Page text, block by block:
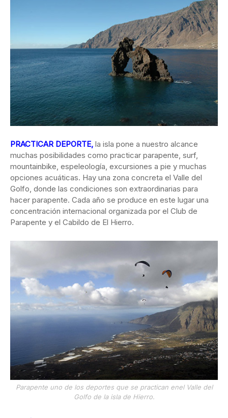
PRACTICAR DEPORTE, la isla pone a nuestro alcance
muchas posibilidades como practicar parapente, surf,
mountainbike, espeleología, excursiones a pie y muchas
opciones acuáticas. Hay una zona concreta el Valle del
Golfo, donde las condiciones son extraordinarias para
hacer parapente. Cada año se produce en este lugar una
concentración internacional organizada por el Club de
Parapente y el Cabildo de El Hierro.
Parapente uno de los deportes que se practican enel Valle del
Golfo de la isla de Hierro.